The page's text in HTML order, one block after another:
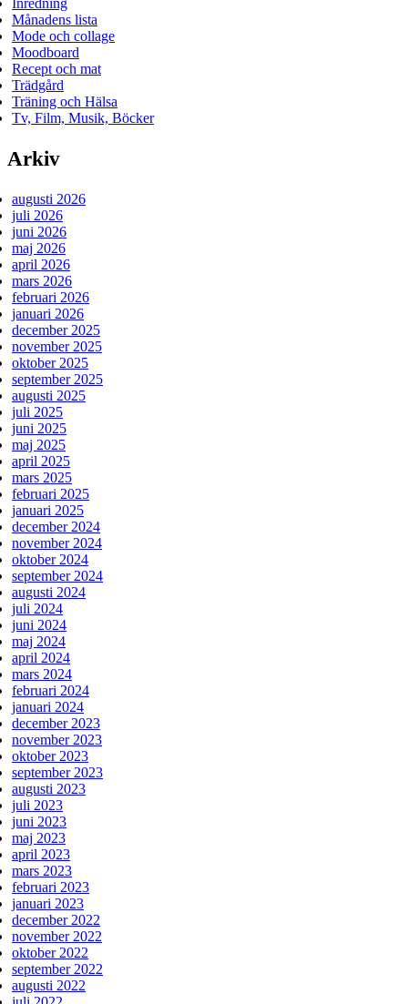
Inredning
Månadens lista
Mode och collage
Moodboard
Recept och mat
Trädgård
Träning och Hälsa
Tv, Film, Musik, Böcker
Arkiv
augusti 2026
juli 2026
juni 2026
maj 2026
april 2026
mars 2026
februari 2026
januari 2026
december 2025
november 2025
oktober 2025
september 2025
augusti 2025
juli 2025
juni 2025
maj 2025
april 2025
mars 2025
februari 2025
januari 2025
december 2024
november 2024
oktober 2024
september 2024
augusti 2024
juli 2024
juni 2024
maj 2024
april 2024
mars 2024
februari 2024
januari 2024
december 2023
november 2023
oktober 2023
september 2023
augusti 2023
juli 2023
juni 2023
maj 2023
april 2023
mars 2023
februari 2023
januari 2023
december 2022
november 2022
oktober 2022
september 2022
augusti 2022